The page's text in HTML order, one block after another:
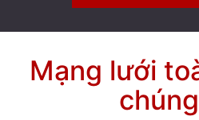
Mạng lưới